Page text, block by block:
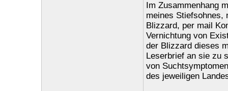
Im Zusammenhang
meines Stiefsohnes,
Blizzard, per mail
Vernichtung von
der Blizzard dieses
Leserbrief an sie zu
von
des jeweiligen